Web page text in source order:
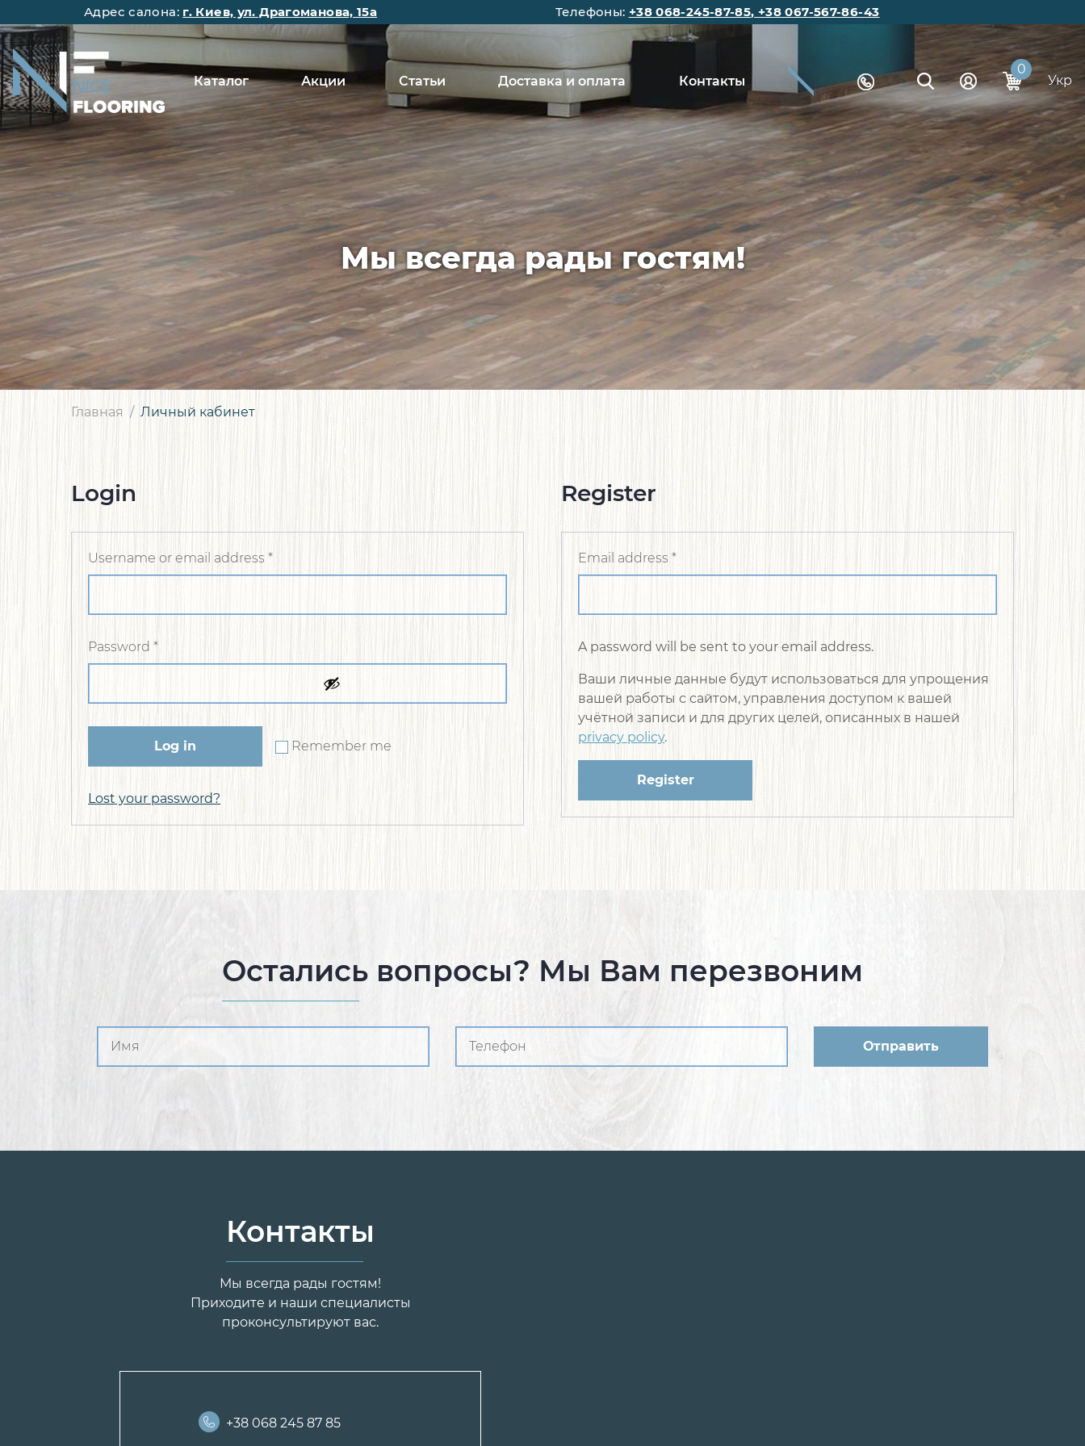
Адрес салона: г. Киев, ул. Драгоманова, 15а Телефоны: +38 068-245-87-85, +38 067-567-86-43
Каталог Акции Статьи Доставка и оплата Контакты
0
Укр
Мы всегда рады гостям!
Главная Личный кабинет
Login
Username or email address *
Password *
Log in Remember me
Lost your password?
Register
Email address*
A password will be sent to your email address.
Ваши личные данные будут использоваться для упрощения
вашей работы с сайтом, управления доступом к вашей
учётной записи и для других целей, описанных в нашей
privacy policy.
Register
Остались вопросы? Мы Вам перезвоним
Контакты
Мы всегда рады гостям!
Приходите и наши специалисты
проконсультируют вас.
+38 068 245 87 85